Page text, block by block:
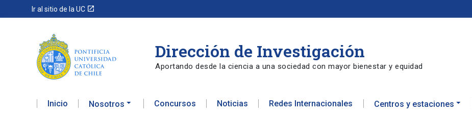
Ir al sitio de la UC launch
Dirección de Investigación
Aportando desde la ciencia a una sociedad con mayor bienestar y equidad
Inicio Nosotros Concursos Noticias Redes Internacionales Centros y estaciones